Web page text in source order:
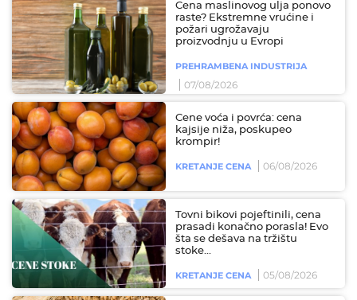
Cena maslinovog ulja ponovo
raste? Ekstremne vrućine i
požari ugrožavaju
proizvodnju u Evropi
PREHRAMBENA INDUSTRIJA
07/08/2026
Cene voća i povrća: cena
kajsije niža, poskupeo
krompir!
KRETANJE CENA 06/08/2026
Tovni bikovi pojeftinili, cena
prasadi konačno porasla! Evo
šta se dešava na tržištu
stoke...
KRETANJE CENA 05/08/2026